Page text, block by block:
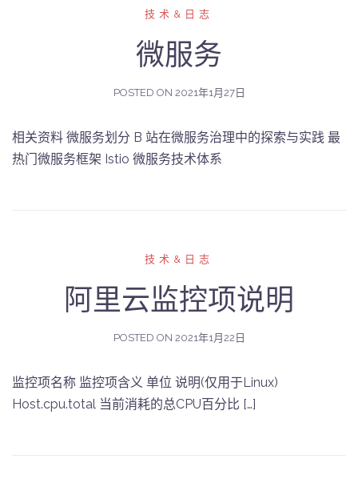
技术&日志
微服务
POSTED ON 2021年1月27日
相关资料 微服务划分 B 站在微服务治理中的探索与实践 最
热门微服务框架 Istio 微服务技术体系
技术&日志
阿里云监控项说明
POSTED ON 2021年1月22日
监控项名称 监控项含义 单位 说明(仅用于Linux)
Host.cpu.total 当前消耗的总CPU百分比 […]